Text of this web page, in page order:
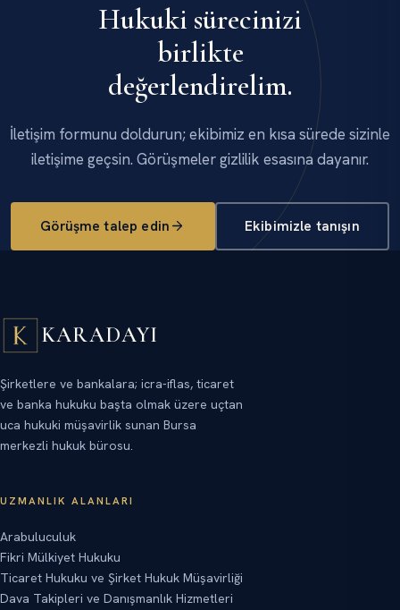
Hukuki sürecinizi
birlikte
değerlendirelim.
İletişim formunu doldurun; ekibimiz en kısa sürede sizinle
iletişime geçsin. Görüşmeler gizlilik esasına dayanır.
Görüşme talep edin Ekibimizle tanışın
KARADAYI
Şirketlere ve bankalara; icra-iflas, ticaret
ve banka hukuku başta olmak üzere uçtan
uca hukuki müşavirlik sunan Bursa
merkezli hukuk bürosu.
UZMANLIK ALANLARI
Arabuluculuk
Fikri Mülkiyet Hukuku
Ticaret Hukuku ve Şirket Hukuk Müşavirliği
Dava Takipleri ve Danışmanlık Hizmetleri